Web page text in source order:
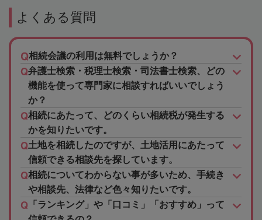
よくある質問
相続会議の利用は無料でしょうか？
弁護士検索・税理士検索・司法書士検索、どの
機能を使って専門家に相談すればいいでしょう
か？
相続にあたって、どのくらい相続税が発生する
かを知りたいです。
土地を相続したのですが、土地活用にあたって
信頼できる相談先を探しています。
相続についてわからない事が多いため、手続き
や相談先、法律など色々知りたいです。
「ランキング」や「口コミ」「おすすめ」って